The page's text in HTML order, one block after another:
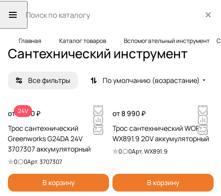
Главная Каталог товаров Вспомогательный инструмент
Сантехнический инструмент
Все фильтры По умолчанию (возрастание)
24V
от 7 990 ₽
Трос сантехнический
Greenworks G24DA 24V
3707307 аккумуляторный
0 0Арт.3707307
В корзину
от 8 990 ₽
Трос сантехнический WORX
WX891.9 20V аккумуляторный
0 0Арт.WX891.9
В корзину